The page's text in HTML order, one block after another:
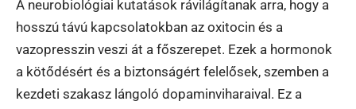
A neurobiológiai kutatások rávilágítanak arra, hogy a
hosszú távú kapcsolatokban az oxitocin és a
vazopresszin veszi át a főszerepet. Ezek a hormonok
a kötődésért és a biztonságért felelősek, szemben a
kezdeti szakasz lángoló dopaminviharaival. Ez a